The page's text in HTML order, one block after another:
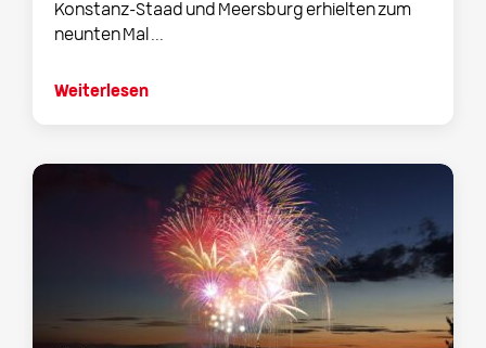
Konstanz-Staad und Meersburg erhielten zum
neunten Mal ...
Weiterlesen